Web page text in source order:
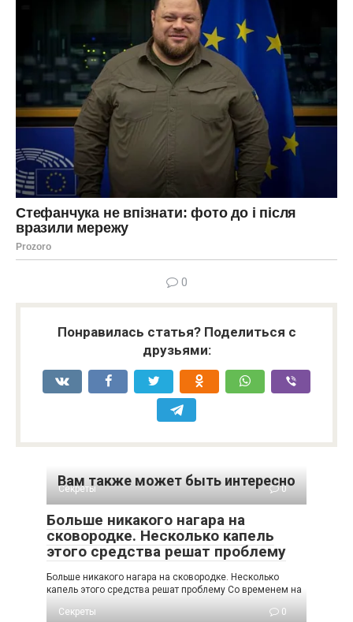
0
Понравилась статья? Поделиться с
друзьями:
Вам также может быть интересно
Секреты 0
Больше никакого нагара на
сковородке. Несколько капель
этого средства решат проблему
Больше никакого нагара на сковородке. Несколько
капель этого средства решат проблему Со временем на
Секреты
0